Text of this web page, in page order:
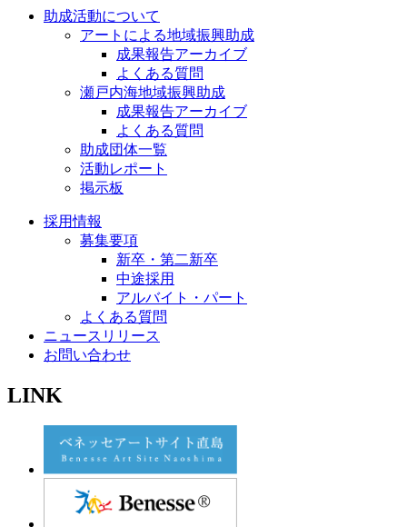
助成活動について
アートによる地域振興助成
成果報告アーカイブ
よくある質問
瀬戸内海地域振興助成
成果報告アーカイブ
よくある質問
助成団体一覧
活動レポート
掲示板
採用情報
募集要項
新卒・第二新卒
中途採用
アルバイト・パート
よくある質問
ニュースリリース
お問い合わせ
LINK